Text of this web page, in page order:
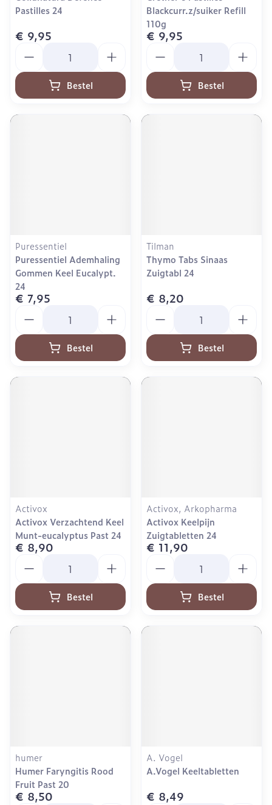
Pastilles 24
€ 9,95
Bestel
Blackcurr.z/suiker Refill
110g
€ 9,95
Bestel
Puressentiel
Puressentiel Ademhaling
Gommen Keel Eucalypt.
24
€ 7,95
Bestel
Tilman
Thymo Tabs Sinaas
Zuigtabl 24
€ 8,20
Bestel
Activox
Activox Verzachtend Keel
Munt-eucalyptus Past 24
€ 8,90
Bestel
Activox, Arkopharma
Activox Keelpijn
Zuigtabletten 24
€ 11,90
Bestel
humer
Humer Faryngitis Rood
Fruit Past 20
€ 8,50
A. Vogel
A.Vogel Keeltabletten
€ 8,49